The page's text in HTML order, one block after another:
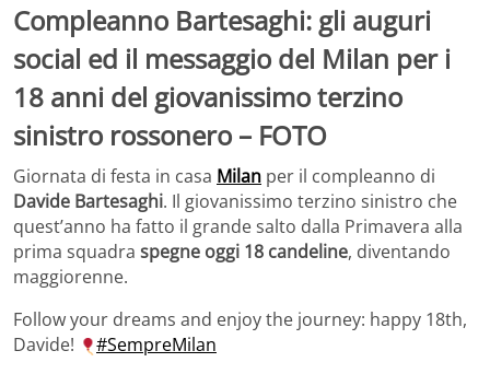
Compleanno Bartesaghi: gli auguri
social ed il messaggio del Milan per i
18 anni del giovanissimo terzino
sinistro rossonero – FOTO
Giornata di festa in casa Milan per il compleanno di
Davide Bartesaghi. Il giovanissimo terzino sinistro che
quest’anno ha fatto il grande salto dalla Primavera alla
prima squadra spegne oggi 18 candeline, diventando
maggiorenne.
Follow your dreams and enjoy the journey: happy 18th,
Davide!
#SempreMilan